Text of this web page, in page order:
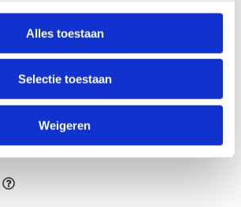
Alles toestaan
Selectie toestaan
Weigeren
.​
goed